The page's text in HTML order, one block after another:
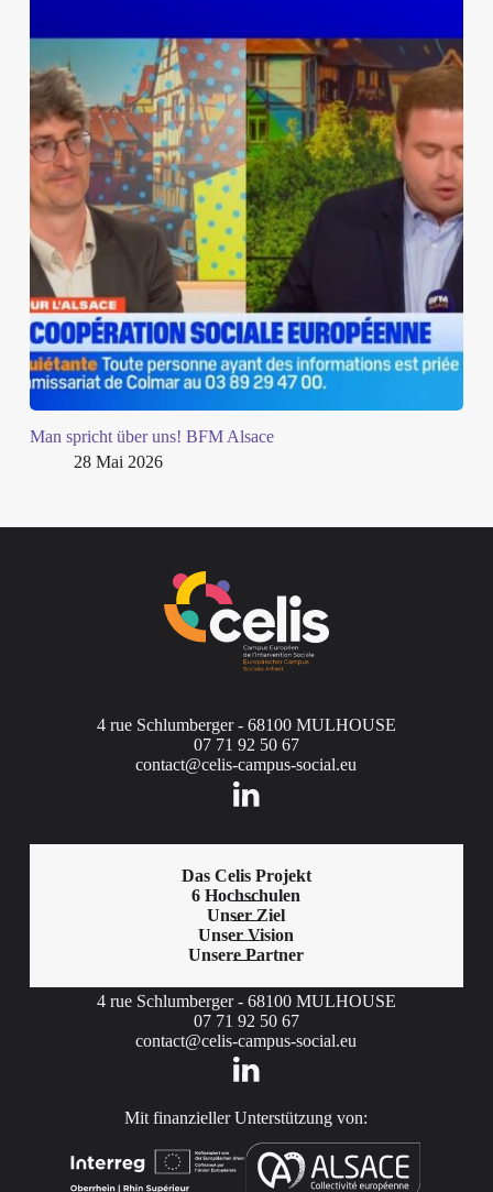
Man spricht über uns! BFM Alsace
28 Mai 2026
4 rue Schlumberger - 68100 MULHOUSE
07 71 92 50 67
contact@celis-campus-social.eu
Das Celis Projekt
6 Hochschulen
Unser Ziel
Unser Vision
Unsere Partner
4 rue Schlumberger - 68100 MULHOUSE
07 71 92 50 67
contact@celis-campus-social.eu
Mit finanzieller Unterstützung von: